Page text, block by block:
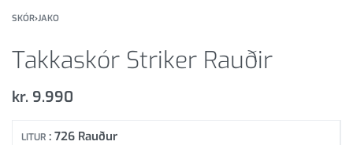
SKÓR›JAKO
Takkaskór Striker Rauðir
kr. 9.990
LITUR : 726 Rauður